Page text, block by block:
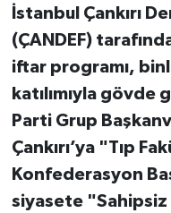
İstanbul Çankırı
(ÇANDEF)
iftar programı,
katılımıyla
Parti Grup
Çankırı’ya "Tıp
Konfederasyon
siyasete